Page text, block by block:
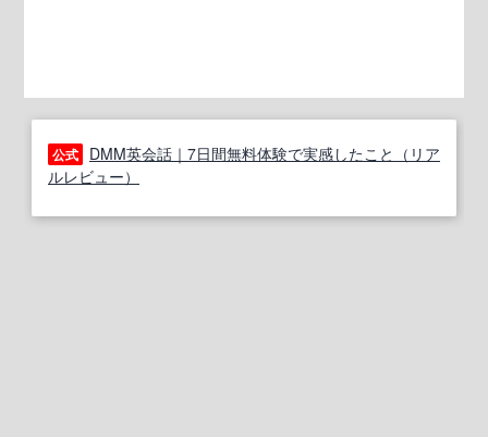
公式
DMM英会話｜7日間無料体験で実感したこと（リア
ルレビュー）